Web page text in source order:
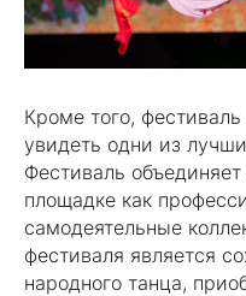
Кроме того,
увидеть одни из
Фестиваль
площадке как
самодеятельные
фестиваля является
народного танца,